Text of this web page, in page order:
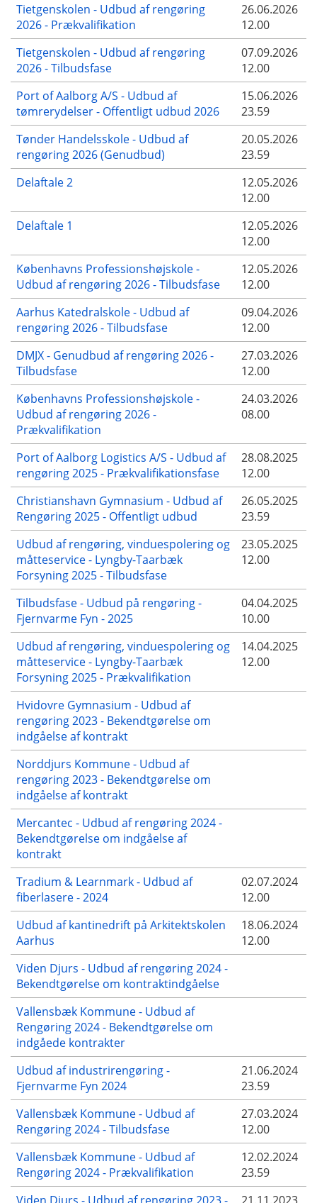
Tietgenskolen - Udbud af rengøring
2026 - Prækvalifikation
26.06.2026
12.00
Tietgenskolen - Udbud af rengøring
2026 - Tilbudsfase
07.09.2026
12.00
Port of Aalborg A/S - Udbud af
tømrerydelser - Offentligt udbud 2026
15.06.2026
23.59
Tønder Handelsskole - Udbud af
rengøring 2026 (Genudbud)
20.05.2026
23.59
Delaftale 2
12.05.2026
12.00
Delaftale 1
12.05.2026
12.00
Københavns Professionshøjskole -
Udbud af rengøring 2026 - Tilbudsfase
12.05.2026
12.00
Aarhus Katedralskole - Udbud af
rengøring 2026 - Tilbudsfase
09.04.2026
12.00
DMJX - Genudbud af rengøring 2026 -
Tilbudsfase
27.03.2026
12.00
Københavns Professionshøjskole -
Udbud af rengøring 2026 -
Prækvalifikation
24.03.2026
08.00
Port of Aalborg Logistics A/S - Udbud af
rengøring 2025 - Prækvalifikationsfase
28.08.2025
12.00
Christianshavn Gymnasium - Udbud af
Rengøring 2025 - Offentligt udbud
26.05.2025
23.59
Udbud af rengøring, vinduespolering og
måtteservice - Lyngby-Taarbæk
Forsyning 2025 - Tilbudsfase
23.05.2025
12.00
Tilbudsfase - Udbud på rengøring -
Fjernvarme Fyn - 2025
04.04.2025
10.00
Udbud af rengøring, vinduespolering og
måtteservice - Lyngby-Taarbæk
Forsyning 2025 - Prækvalifikation
14.04.2025
12.00
Hvidovre Gymnasium - Udbud af
rengøring 2023 - Bekendtgørelse om
indgåelse af kontrakt
Norddjurs Kommune - Udbud af
rengøring 2023 - Bekendtgørelse om
indgåelse af kontrakt
Mercantec - Udbud af rengøring 2024 -
Bekendtgørelse om indgåelse af
kontrakt
Tradium & Learnmark - Udbud af
fiberlasere - 2024
02.07.2024
12.00
Udbud af kantinedrift på Arkitektskolen
Aarhus
18.06.2024
12.00
Viden Djurs - Udbud af rengøring 2024 -
Bekendtgørelse om kontraktindgåelse
Vallensbæk Kommune - Udbud af
Rengøring 2024 - Bekendtgørelse om
indgåede kontrakter
Udbud af industrirengøring -
Fjernvarme Fyn 2024
21.06.2024
23.59
Vallensbæk Kommune - Udbud af
Rengøring 2024 - Tilbudsfase
27.03.2024
12.00
Vallensbæk Kommune - Udbud af
Rengøring 2024 - Prækvalifikation
12.02.2024
23.59